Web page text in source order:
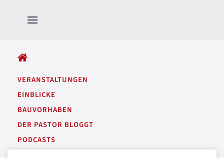
VERANSTALTUNGEN
EINBLICKE
BAUVORHABEN
DER PASTOR BLOGGT
PODCASTS